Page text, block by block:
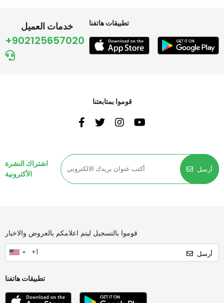
خدمات العميل
+902125657020
تطبيقات هاتفنا
قوموا بمتابعتنا
اشتراك النشرة
الأكترونية
أرسل
قوموا بالتسجيل ليتم اعلامكم بالعروض والاخبار
أرسل
تطبيقات هاتفنا